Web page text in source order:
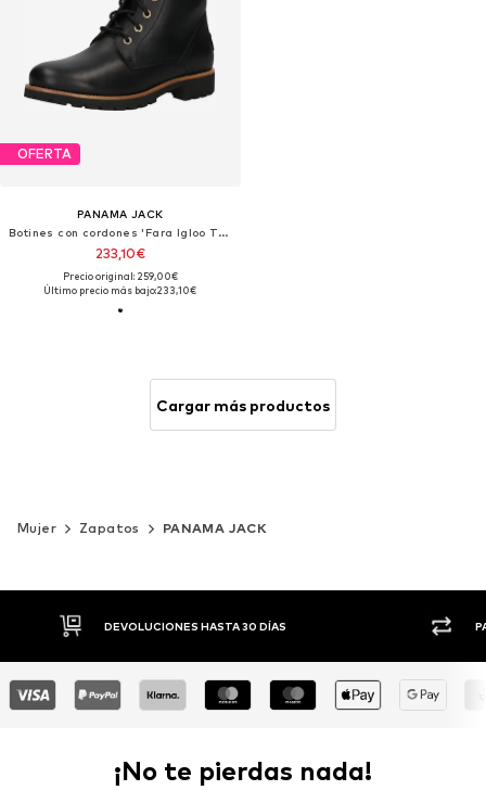
OFERTA
PANAMA JACK
Botines con cordones 'Fara Igloo Trav'
233,10€
Precio original: 259,00€
Último precio más bajo:233,10€
Cargar más productos
Mujer Zapatos PANAMA JACK
DEVOLUCIONES HASTA 30 DÍAS
¡No te pierdas nada!